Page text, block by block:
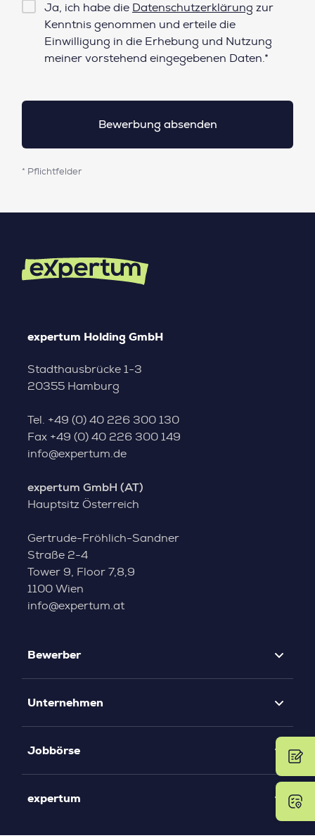
Checkbox
Datenschutz*
Ja, ich habe die Datenschutzerklärung zur
Kenntnis genommen und erteile die
Einwilligung in die Erhebung und Nutzung
meiner vorstehend eingegebenen Daten.*
* Pflichtfelder
expertum Holding GmbH
Stadthausbrücke 1-3
20355 Hamburg
Tel. +49 (0) 40 226 300 130
Fax +49 (0) 40 226 300 149
info@expertum.de
expertum GmbH (AT)
Hauptsitz Österreich
Gertrude-Fröhlich-Sandner
Straße 2-4
Tower 9, Floor 7,8,9
1100 Wien
info@expertum.at
Bewerber
Unternehmen
Jobbörse
expertum